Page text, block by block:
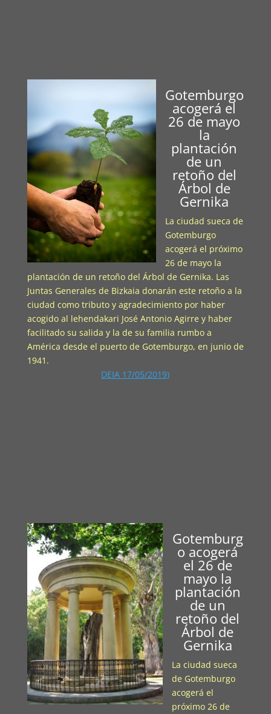
Gotemburgo
acogerá el
26 de mayo
la
plantación
de un
retoño del
Árbol de
Gernika
La ciudad sueca de
Gotemburgo
acogerá el próximo
26 de mayo la
plantación de un retoño del Árbol de Gernika. Las
Juntas Generales de Bizkaia donarán este retoño a la
ciudad como tributo y agradecimiento por haber
acogido al lehendakari José Antonio Agirre y haber
facilitado su salida y la de su familia rumbo a
América desde el puerto de Gotemburgo, en junio de
1941.
DEIA 17/05/2019)
Gotemburg
o acogerá
el 26 de
mayo la
plantación
de un
retoño del
Árbol de
Gernika
La ciudad sueca
de Gotemburgo
acogerá el
próximo 26 de